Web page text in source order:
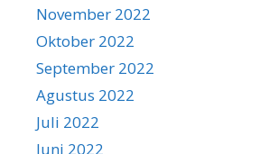
November 2022
Oktober 2022
September 2022
Agustus 2022
Juli 2022
Juni 2022